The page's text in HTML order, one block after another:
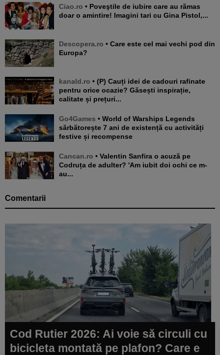
Ciao.ro • Poveştile de iubire care au rămas
doar o amintire! Imagini tari cu Gina Pistol,...
Descopera.ro • Care este cel mai vechi pod din
Europa?
kanald.ro • (P) Cauți idei de cadouri rafinate
pentru orice ocazie? Găsești inspirație,
calitate și prețuri...
Go4Games • World of Warships Legends
sărbătorește 7 ani de existență cu activități
festive și recompense
Cancan.ro • Valentin Sanfira o acuză pe
Codruța de adulter? 'Am iubit doi ochi ce m-
au...
Comentarii
Cod Rutier 2026: Ai voie să circuli cu
bicicleta montată pe plafon? Care e